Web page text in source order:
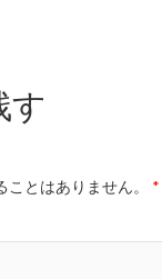
す
とはありません。 *